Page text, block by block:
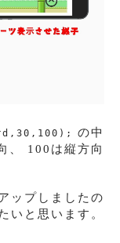
の中
、 100は縦方向
ップしましたの
いと思います。